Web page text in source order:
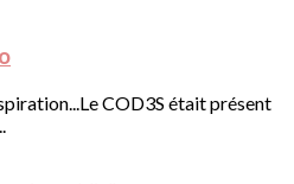
COD3S était présent